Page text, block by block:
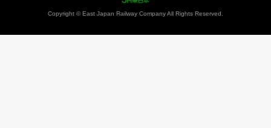
Copyright © East Japan Railway Company All Rights Reserved.